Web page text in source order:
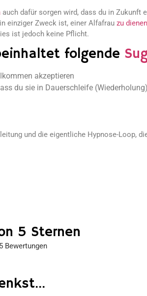
auch dafür sorgen wird, dass du in Zukunft
einziger Zweck ist, einer Alfafrau zu dienen
ist jedoch keine Pflicht.
folgende
akzeptieren
du sie in Dauerschleife
und die eigentliche Hypnose-Loop,
5 Sternen
5 Bewertungen